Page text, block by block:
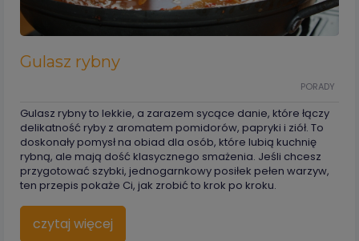
Gulasz rybny
PORADY
Gulasz rybny to lekkie, a zarazem sycące danie, które łączy
delikatność ryby z aromatem pomidorów, papryki i ziół. To
doskonały pomysł na obiad dla osób, które lubią kuchnię
rybną, ale mają dość klasycznego smażenia. Jeśli chcesz
przygotować szybki, jednogarnkowy posiłek pełen warzyw,
ten przepis pokaże Ci, jak zrobić to krok po kroku.
czytaj więcej